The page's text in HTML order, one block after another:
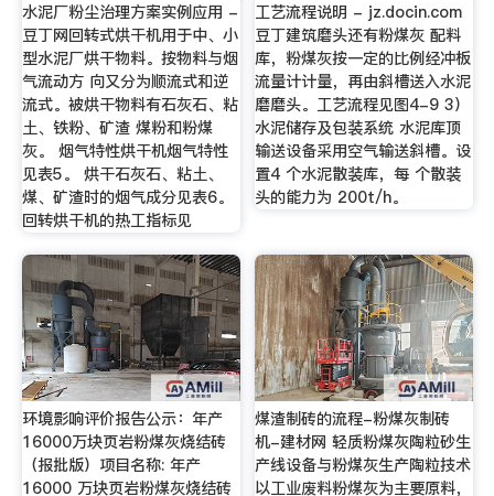
水泥厂粉尘治理方案实例应用 -
豆丁网回转式烘干机用于中、小
型水泥厂烘干物料。按物料与烟
气流动方 向又分为顺流式和逆
流式。被烘干物料有石灰石、粘
土、铁粉、矿渣 煤粉和粉煤
灰。 烟气特性烘干机烟气特性
见表5。 烘干石灰石、粘土、
煤、矿渣时的烟气成分见表6。
回转烘干机的热工指标见
工艺流程说明 - jz.docin.com
豆丁建筑磨头还有粉煤灰 配料
库，粉煤灰按一定的比例经冲板
流量计计量，再由斜槽送入水泥
磨磨头。工艺流程见图4-9 3）
水泥储存及包装系统 水泥库顶
输送设备采用空气输送斜槽。设
置4 个水泥散装库，每 个散装
头的能力为 200t/h。
环境影响评价报告公示：年产
16000万块页岩粉煤灰烧结砖
（报批版）项目名称: 年产
16000 万块页岩粉煤灰烧结砖
煤渣制砖的流程-粉煤灰制砖
机-建材网 轻质粉煤灰陶粒砂生
产线设备与粉煤灰生产陶粒技术
以工业废料粉煤灰为主要原料，